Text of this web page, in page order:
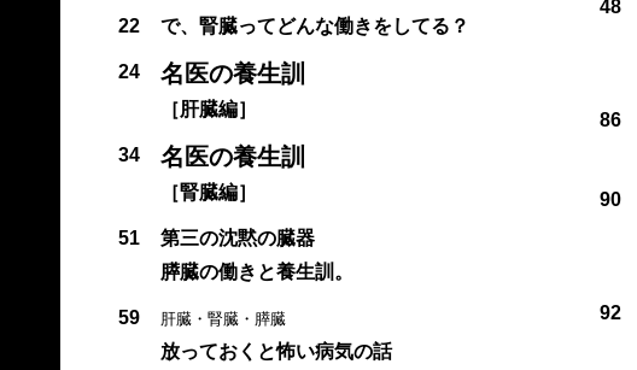
22 で、腎臓ってどんな働きをしてる？
24 名医の養生訓
［肝臓編］
34 名医の養生訓
［腎臓編］
51
第三の沈黙の臓器
膵臓の働きと養生訓。
59 肝臓・腎臓・膵臓
放っておくと怖い病気の話
48
86
90
92